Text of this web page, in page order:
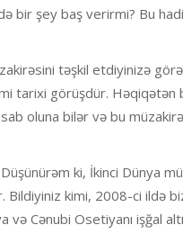
bir şey baş verirmi? Bu
təşkil etdiyinizə
tarixi görüşdür. Həqiqətən
oluna bilər və bu
ki, İkinci Dünya
Bildiyiniz kimi, 2008-ci ildə
Cənubi Osetiyanı işğal